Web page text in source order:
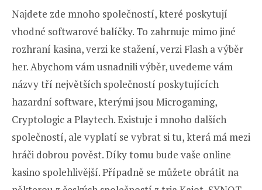
Najdete zde mnoho společností, které poskytují
vhodné softwarové balíčky. To zahrnuje mimo jiné
rozhraní kasina, verzi ke stažení, verzi Flash a výběr
her. Abychom vám usnadnili výběr, uvedeme vám
názvy tří největších společností poskytujících
hazardní software, kterými jsou Microgaming,
Cryptologic a Playtech. Existuje i mnoho dalších
společností, ale vyplatí se vybrat si tu, která má mezi
hráči dobrou pověst. Díky tomu bude vaše online
kasino spolehlivější. Případně se můžete obrátit na